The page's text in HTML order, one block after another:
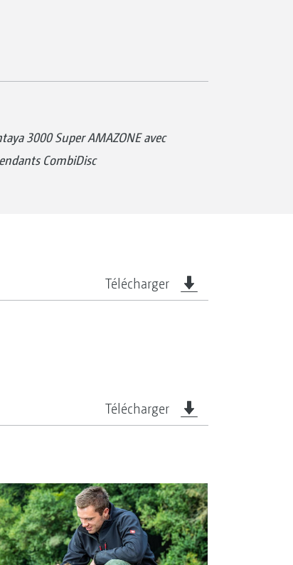
3000 Super AMAZONE avec
CombiDisc
Télécharger
Télécharger